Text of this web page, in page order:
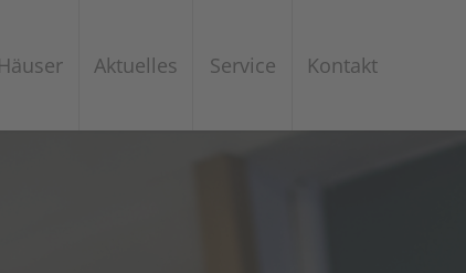
Häuser Aktuelles Service Kontakt